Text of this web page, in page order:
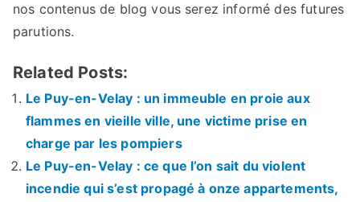
nos contenus de blog vous serez informé des futures
parutions.
Related Posts:
Le Puy-en-Velay : un immeuble en proie aux
flammes en vieille ville, une victime prise en
charge par les pompiers
Le Puy-en-Velay : ce que l’on sait du violent
incendie qui s’est propagé à onze appartements,